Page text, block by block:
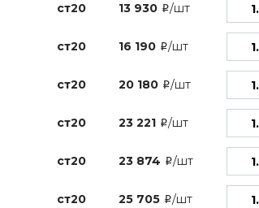
ст20 13 930 i/шт
ст20 16 190 i/шт
ст20 20 180 i/шт
ст20 23 221 i/шт
ст20 23 874 i/шт
ст20 25 705 i/шт